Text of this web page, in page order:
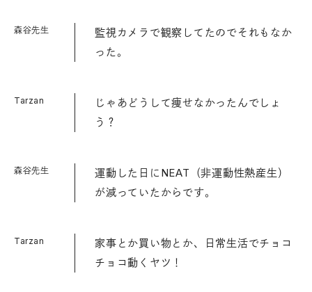
森谷先生
監視カメラで観察してたのでそれもなか
った。
Tarzan
じゃあどうして痩せなかったんでしょ
う？
森谷先生
運動した日にNEAT（非運動性熱産生）
が減っていたからです。
Tarzan
家事とか買い物とか、日常生活でチョコ
チョコ動くヤツ！